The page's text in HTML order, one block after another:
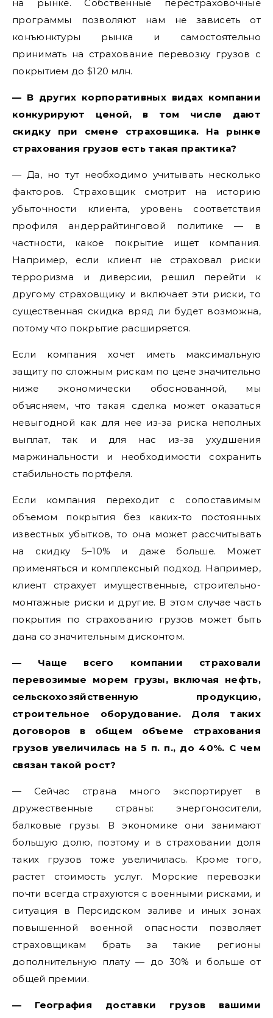
на рынке. Собственные перестраховочные
программы позволяют нам не зависеть от
конъюнктуры рынка и самостоятельно
принимать на страхование перевозку грузов с
покрытием до $120 млн.
— В других корпоративных видах компании
конкурируют ценой, в том числе дают
скидку при смене страховщика. На рынке
страхования грузов есть такая практика?
— Да, но тут необходимо учитывать несколько
факторов. Страховщик смотрит на историю
убыточности клиента, уровень соответствия
профиля андеррайтинговой политике — в
частности, какое покрытие ищет компания.
Например, если клиент не страховал риски
терроризма и диверсии, решил перейти к
другому страховщику и включает эти риски, то
существенная скидка вряд ли будет возможна,
потому что покрытие расширяется.
Если компания хочет иметь максимальную
защиту по сложным рискам по цене значительно
ниже экономически обоснованной, мы
объясняем, что такая сделка может оказаться
невыгодной как для нее из-за риска неполных
выплат, так и для нас из-за ухудшения
маржинальности и необходимости сохранить
стабильность портфеля.
Если компания переходит с сопоставимым
объемом покрытия без каких-то постоянных
известных убытков, то она может рассчитывать
на скидку 5–10% и даже больше. Может
применяться и комплексный подход. Например,
клиент страхует имущественные, строительно-
монтажные риски и другие. В этом случае часть
покрытия по страхованию грузов может быть
дана со значительным дисконтом.
— Чаще всего компании страховали
перевозимые морем грузы, включая нефть,
сельскохозяйственную продукцию,
строительное оборудование. Доля таких
договоров в общем объеме страхования
грузов увеличилась на 5 п. п., до 40%. С чем
связан такой рост?
— Сейчас страна много экспортирует в
дружественные страны: энергоносители,
балковые грузы. В экономике они занимают
большую долю, поэтому и в страховании доля
таких грузов тоже увеличилась. Кроме того,
растет стоимость услуг. Морские перевозки
почти всегда страхуются с военными рисками, и
ситуация в Персидском заливе и иных зонах
повышенной военной опасности позволяет
страховщикам брать за такие регионы
дополнительную плату — до 30% и больше от
общей премии.
— География доставки грузов вашими